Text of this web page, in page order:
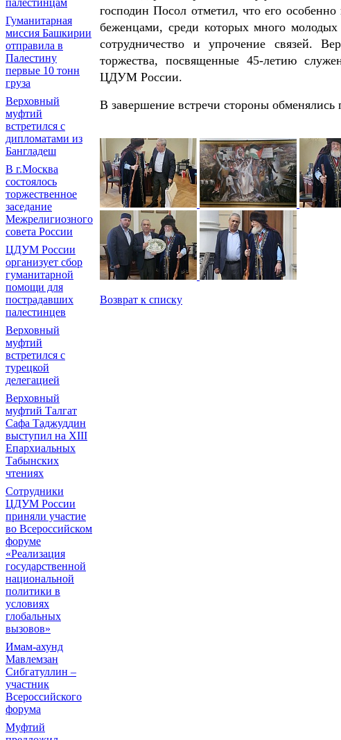
палестинцам
Гуманитарная
миссия Башкирии
отправила в
Палестину
первые 10 тонн
груза
Верховный
муфтий
встретился с
дипломатами из
Бангладеш
В г.Москва
состоялось
торжественное
заседание
Межрелигиозного
совета России
ЦДУМ России
организует сбор
гуманитарной
помощи для
пострадавших
палестинцев
Верховный
муфтий
встретился с
турецкой
делегацией
Верховный
муфтий Талгат
Сафа Таджуддин
выступил на ХIII
Епархиальных
Табынских
чтениях
Сотрудники
ЦДУМ России
приняли участие
во Всероссийском
форуме
«Реализация
государственной
национальной
политики в
условиях
глобальных
вызовов»
Имам-ахунд
Мавлемзан
Сибгатуллин –
участник
Всероссийского
форума
Муфтий
господин Посол отметил, что его
беженцами, среди которых много
сотрудничество и упрочение связей.
торжества, посвященные 45-летию
ЦДУМ России.
В завершение встречи стороны
Возврат к списку